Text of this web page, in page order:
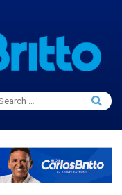
Search
for:
Search